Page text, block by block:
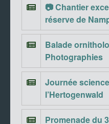
📷 Chantier
réserve de
Balade
Photographies
Journée
l’Hertogenwald
Promenade du